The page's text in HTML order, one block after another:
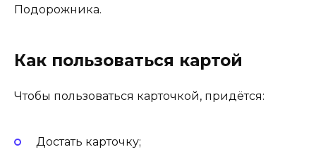
Подорожника.
Как пользоваться картой
Чтобы пользоваться карточкой, придётся:
Достать карточку;